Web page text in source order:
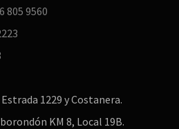
805 9560
1229 y Costanera.
KM 8, Local 19B.